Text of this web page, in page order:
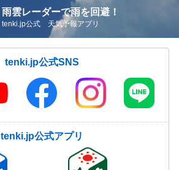
雨雲レーダーで雨を回避！
tenki.jp公式 天気予報アプリ
tenki.jp公式SNS
tenki.jp公式アプリ